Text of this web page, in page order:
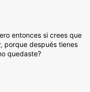
entonces si crees que
porque después tienes
quedaste?